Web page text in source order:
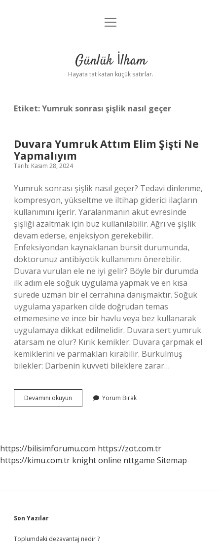
Anasayfa
Yasal Uyarı
menüyü
Günlük İlham
Hayata tat katan küçük satırlar.
Etiket:Yumruk sonrası şişlik nasıl geçer
Duvara Yumruk Attım Elim Şişti Ne
Yapmalıyım
Tarih: Kasım 28, 2024
Yumruk sonrası şişlik nasıl geçer? Tedavi dinlenme,
kompresyon, yükseltme ve iltihap giderici ilaçların
kullanımını içerir. Yaralanmanın akut evresinde
şişliği azaltmak için buz kullanılabilir. Ağrı ve şişlik
devam ederse, enjeksiyon gerekebilir.
Enfeksiyondan kaynaklanan bursit durumunda,
doktorunuz antibiyotik kullanımını önerebilir.
Duvara vurulan ele ne iyi gelir? Böyle bir durumda
ilk adım ele soğuk uygulama yapmak ve en kısa
sürede uzman bir el cerrahına danışmaktır. Soğuk
uygulama yaparken cilde doğrudan temas
etmemesine ve ince bir havlu veya bez kullanarak
uygulamaya dikkat edilmelidir. Duvara sert yumruk
atarsam ne olur? Kırık kemikler: Duvara çarpmak el
kemiklerini ve parmakları kırabilir. Burkulmuş
bilekler: Darbenin kuvveti bileklere zarar…
Devamını okuyun
Yumruk
Yapmalıyım
Yorum Bırak
https://bilisimforumu.com https://zot.com.tr
https://kimu.com.tr knight online nttgame Sitemap
Sidebar
Son Yazılar
Toplumdaki dezavantaj nedir ?